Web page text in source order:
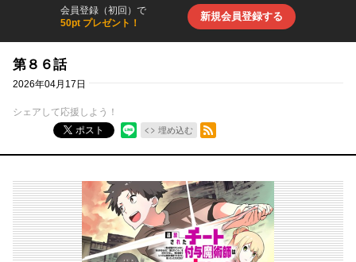
会員登録（初回）で
50pt プレゼント！
新規会員登録する
第８６話
2026年04月17日
シェアして応援しよう！
ポスト
埋め込む
RSSフィード